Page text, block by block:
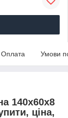
Оплата Умови
140x60x8
ціна,